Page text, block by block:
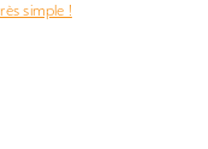
simple !